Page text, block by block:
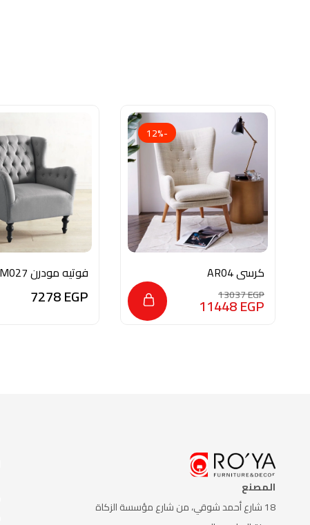
-12%
كرسي AR04
13037EGP
11448EGP
فوتيه مودرن M027
7278EGP
المصنع
18 شارع أحمد شوقي، من شارع
مؤسسة الزكاة